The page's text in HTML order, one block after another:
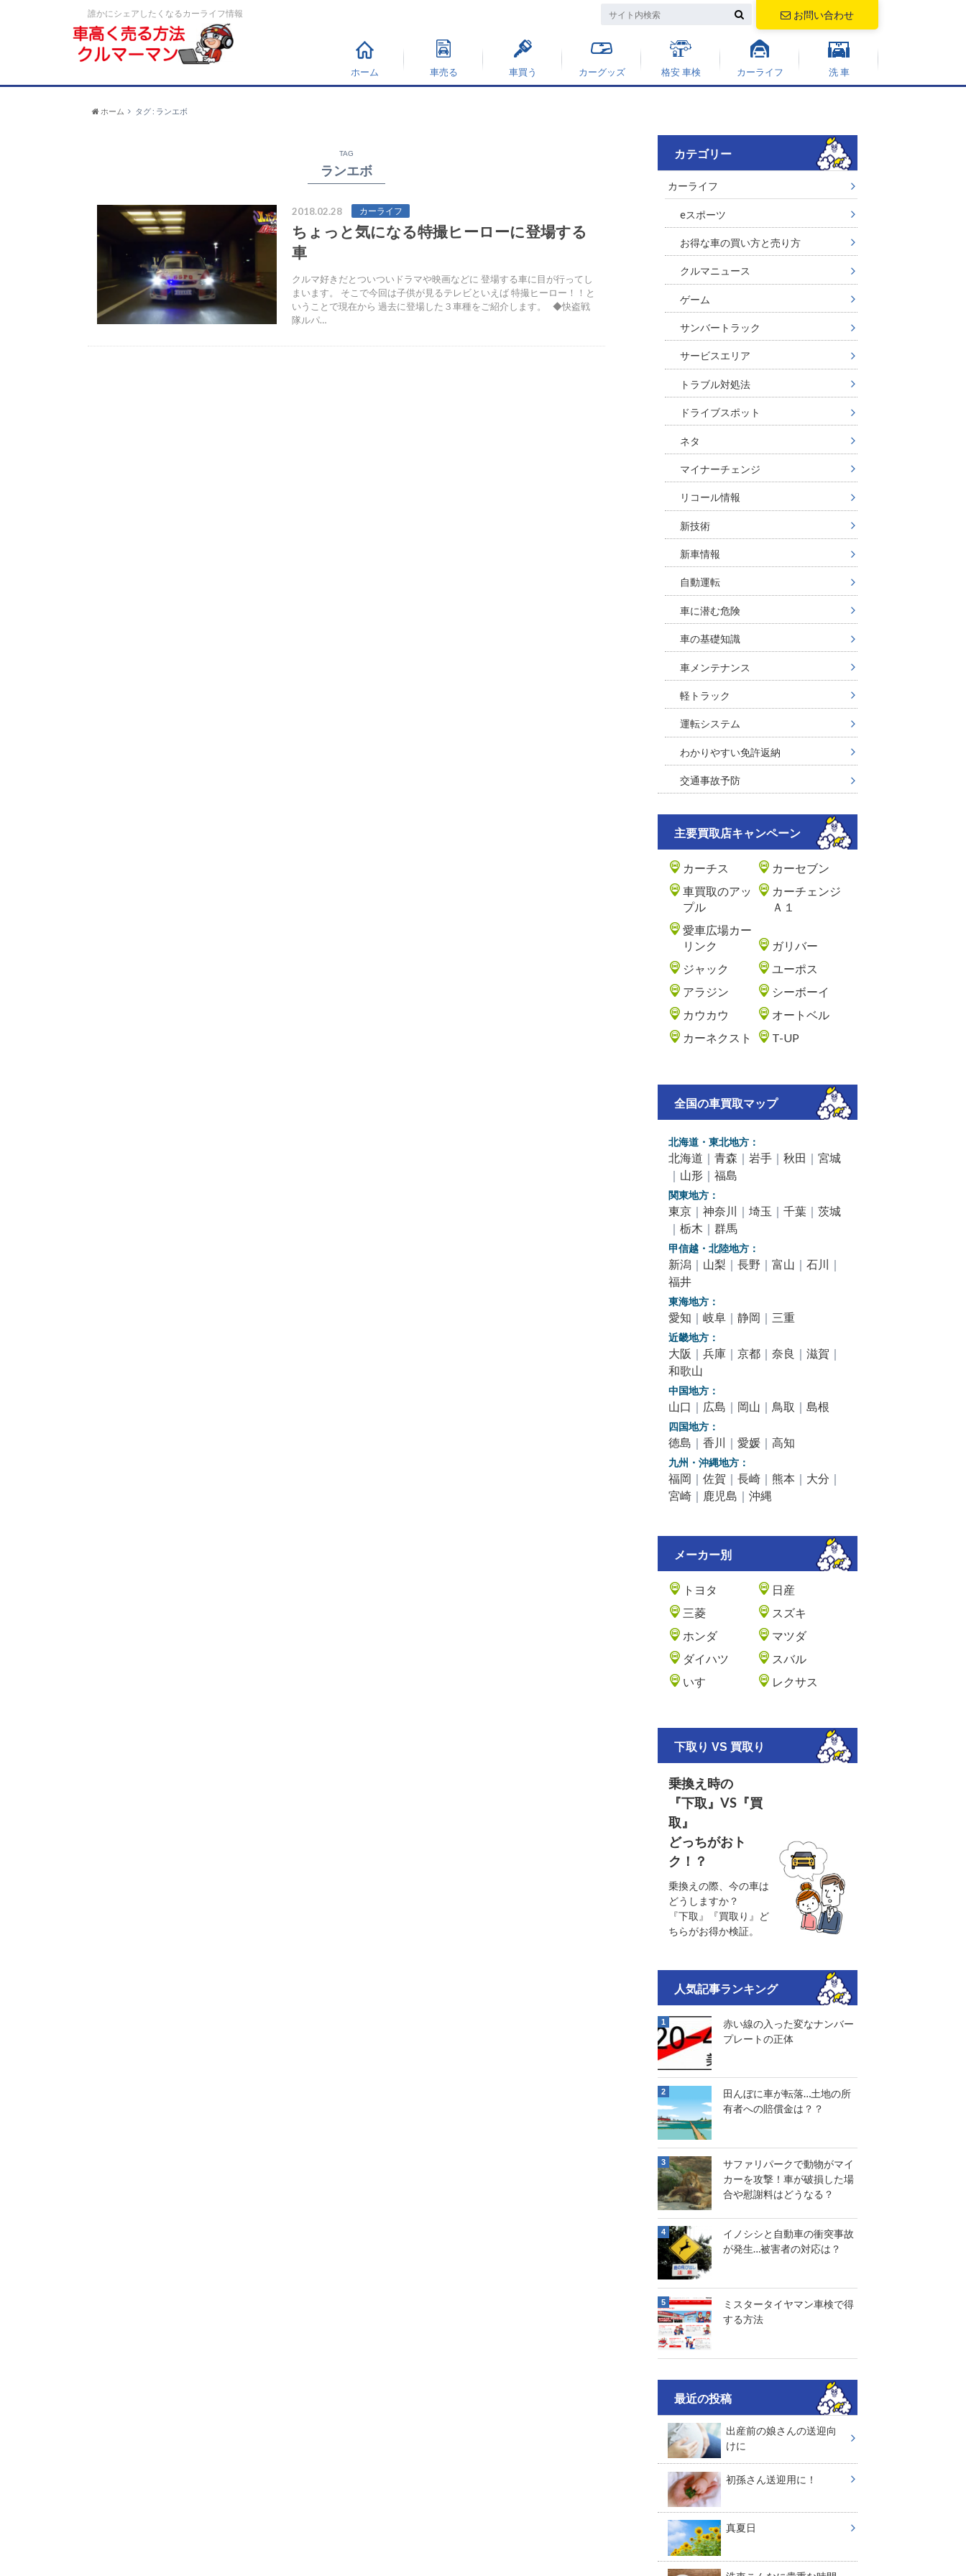
誰かにシェアしたくなるカーライフ情報 お問い合わせ
ホーム 車売る 車買う カーグッズ 格安 車検 カーライフ 洗 車
ホーム タグ : ランエボ
TAG
ランエボ
2018.02.28 カーライフ
ちょっと気になる特撮ヒーローに登場する
車
クルマ好きだとついついドラマや映画などに 登場する車に目が行ってし
まいます。 そこで今回は子供が見るテレビといえば 特撮ヒーロー！！と
いうことで現在から 過去に登場した３車種をご紹介します。 ◆快盗戦
隊ルパ…
カテゴリー
カーライフ
eスポーツ
お得な車の買い方と売り方
クルマニュース
ゲーム
サンバートラック
サービスエリア
トラブル対処法
ドライブスポット
ネタ
マイナーチェンジ
リコール情報
新技術
新車情報
自動運転
車に潜む危険
車の基礎知識
車メンテナンス
軽トラック
運転システム
わかりやすい免許返納
交通事故予防
主要買取店キャンペーン
カーチス
カーセブン
車買取のアッ
プル
カーチェンジ
Ａ１
愛車広場カー
リンク
ガリバー
ジャック
ユーポス
アラジン
シーボーイ
カウカウ
オートベル
カーネクスト
T-UP
全国の車買取マップ
北海道・東北地方：
北海道 ｜ 青森 ｜ 岩手｜ 秋田 ｜ 宮城
｜ 山形｜ 福島
関東地方：
東京｜ 神奈川 ｜ 埼玉 ｜ 千葉｜ 茨城
｜ 栃木 ｜ 群馬
甲信越・北陸地方：
新潟 ｜ 山梨 ｜ 長野 ｜ 富山 ｜ 石川 ｜
福井
東海地方：
愛知 ｜ 岐阜｜ 静岡 ｜ 三重
近畿地方：
大阪 ｜ 兵庫｜ 京都｜ 奈良 ｜ 滋賀 ｜
和歌山
中国地方：
山口 ｜ 広島 ｜ 岡山 ｜ 鳥取 ｜ 島根
四国地方：
徳島 ｜ 香川 ｜ 愛媛｜ 高知
九州・沖縄地方：
福岡 ｜ 佐賀 ｜ 長崎｜ 熊本 ｜ 大分 ｜
宮崎｜ 鹿児島 ｜ 沖縄
メーカー別
トヨタ
日産
三菱
スズキ
ホンダ
マツダ
ダイハツ
スバル
いすゞ
レクサス
下取り VS 買取り
乗換え時の
『下取』VS『買
取』
どっちがおト
ク！？
乗換えの際、今の車は
どうしますか？
『下取』『買取り』ど
ちらがお得か検証。
人気記事ランキング
赤い線の入った変なナンバー
プレートの正体
田んぼに車が転落…土地の所
有者への賠償金は？？
サファリパークで動物がマイ
カーを攻撃！車が破損した場
合や慰謝料はどうなる？
イノシシと自動車の衝突事故
が発生…被害者の対応は？
ミスタータイヤマン車検で得
する方法
最近の投稿
出産前の娘さんの送迎向
けに
初孫さん送迎用に！
真夏日